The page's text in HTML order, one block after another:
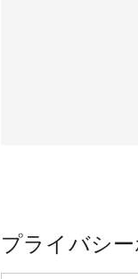
プライバシ